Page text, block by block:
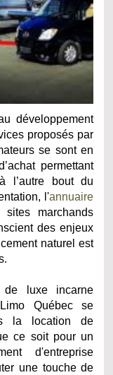
développement
proposés par
se sont en
permettant
l’autre bout du
l'annuaire
marchands
des enjeux
naturel est
luxe incarne
Québec se
la location de
ce soit pour un
d'entreprise
une touche de